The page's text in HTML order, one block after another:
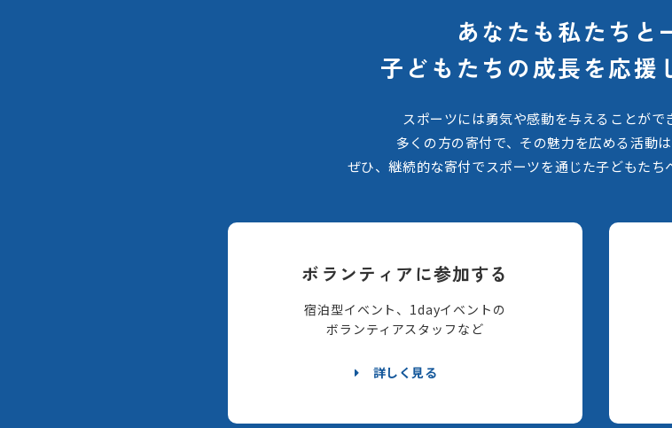
あなたも私たちと
子どもたちの成長を応援
スポーツには勇気や感動を与えることがで
多くの方の寄付で、その魅力を広める活動
ぜひ、継続的な寄付でスポーツを通じた子どもたち
ボランティアに参加する
宿泊型イベント、1dayイベントの
ボランティアスタッフなど
詳しく見る